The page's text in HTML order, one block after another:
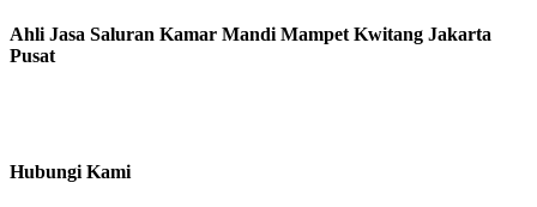
Ahli Jasa Saluran Kamar Mandi Mampet Kwitang Jakarta
Pusat
Hubungi Kami